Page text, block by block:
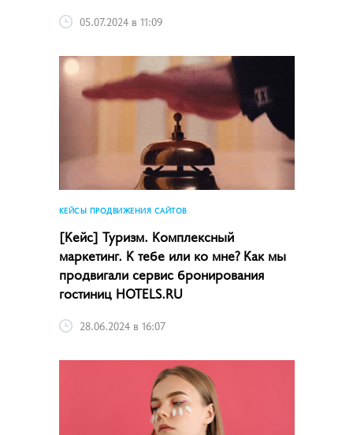
05.07.2024 в 11:09
КЕЙСЫ ПРОДВИЖЕНИЯ САЙТОВ
[Кейс] Туризм. Комплексный
маркетинг. К тебе или ко мне? Как мы
продвигали сервис бронирования
гостиниц HOTELS.RU
28.06.2024 в 16:07